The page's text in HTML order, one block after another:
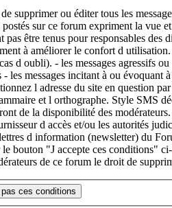
supprimer ou éditer tous les
sur ce forum expriment la vue
pas être tenus pour responsables
à améliorer le confort d
d oubli). - les messages agressifs
les messages incitant à ou
l adresse du site en question
et l orthographe. Style SMS
de la disponibilité des
d accès et/ou les autorités
d information (newsletter) du
bouton "J accepte ces conditions"
de ce forum le droit de